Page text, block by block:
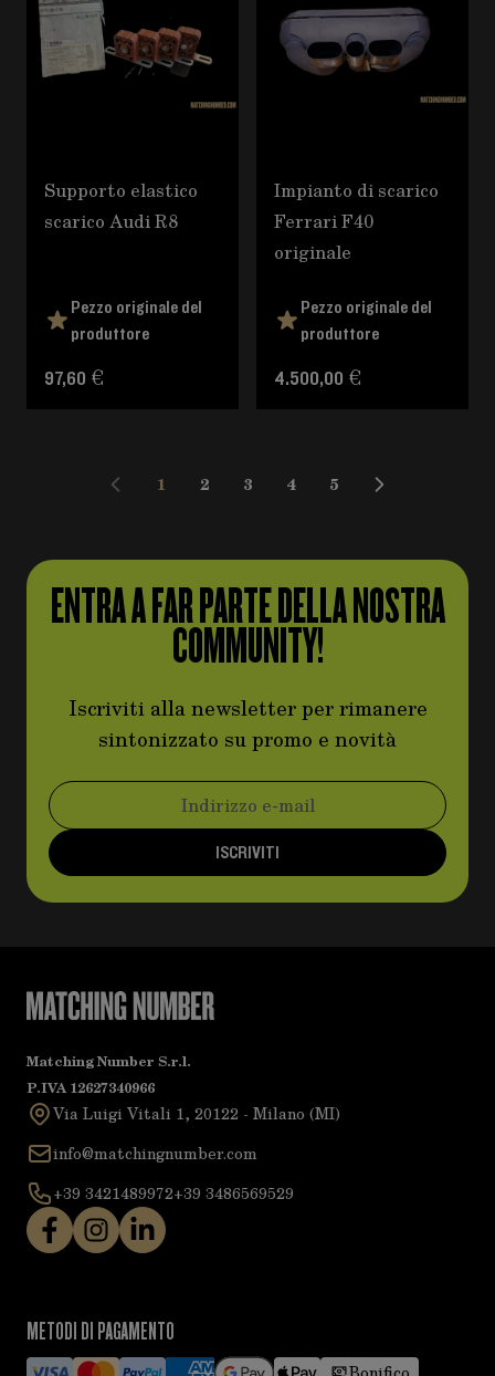
Supporto elastico
scarico Audi R8
Pezzo originale del
produttore
97,60 €
Impianto di scarico
Ferrari F40
originale
Pezzo originale del
produttore
4.500,00 €
Attualmente stai leggendo la pagina
1 Pagina
2 Pagina
3 Pagina
4 Pagina
5
ENTRA A FAR PARTE DELLA NOSTRA
COMMUNITY!
Iscriviti alla newsletter per rimanere
sintonizzato su promo e novità
ISCRIVITI
Matching Number S.r.l.
P.IVA 12627340966
Via Luigi Vitali 1, 20122 - Milano (MI)
info@matchingnumber.com
+39 3421489972+39 3486569529
METODI DI PAGAMENTO